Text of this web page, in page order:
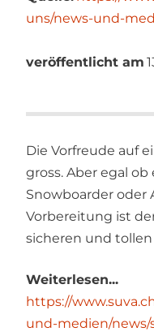
uns/news-und-
veröffentlicht am
Die Vorfreude auf
gross. Aber egal
Snowboarder oder
Vorbereitung ist
sicheren und tollen
Weiterlesen...
https://
und-medien/